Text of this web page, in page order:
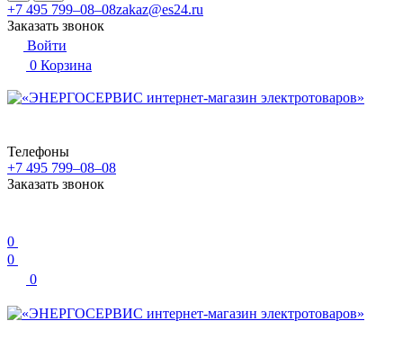
+7 495 799–08–08zakaz@es24.ru
Заказать звонок
Войти
0 Корзина
Телефоны
+7 495 799–08–08
Заказать звонок
0
0
0